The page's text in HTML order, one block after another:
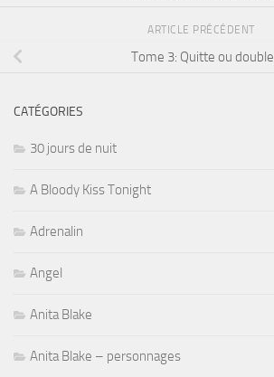
ARTICLE PRÉCÉDENT
Tome 3: Quitte ou double
CATÉGORIES
30 jours de nuit
A Bloody Kiss Tonight
Adrenalin
Angel
Anita Blake
Anita Blake – personnages